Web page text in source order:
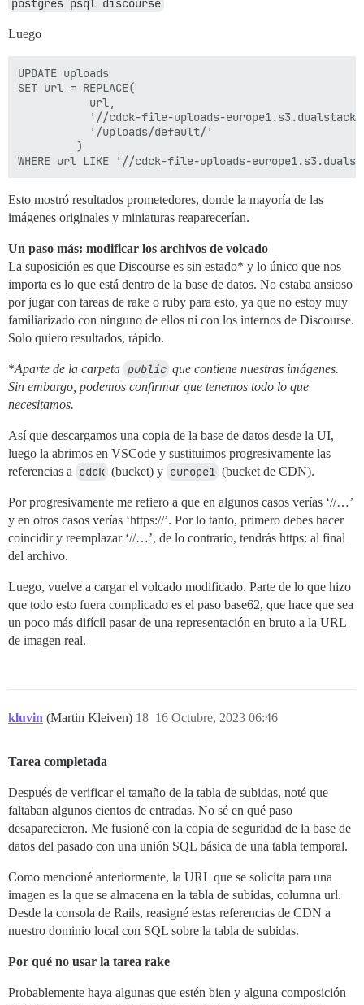
postgres psql discourse
Luego
UPDATE uploads
SET url = REPLACE(
           url,
'//cdck-file-uploads-
           '/uploads/default/'
         )
Esto mostró resultados prometedores, donde la mayoría de las
imágenes originales y miniaturas reaparecerían.
Un paso más: modificar los archivos de volcado
La suposición es que Discourse es sin estado* y lo único que nos
importa es lo que está dentro de la base de datos. No estaba ansioso
por jugar con tareas de rake o ruby para esto, ya que no estoy muy
familiarizado con ninguno de ellos ni con los internos de Discourse.
Solo quiero resultados, rápido.
*Aparte de la carpeta public que contiene nuestras imágenes.
Sin embargo, podemos confirmar que tenemos todo lo que
necesitamos.
Así que descargamos una copia de la base de datos desde la UI,
luego la abrimos en VSCode y sustituimos progresivamente las
referencias a cdck (bucket) y europe1 (bucket de CDN).
Por progresivamente me refiero a que en algunos casos verías ‘//…’
y en otros casos verías ‘https://’. Por lo tanto, primero debes hacer
coincidir y reemplazar ‘//…’, de lo contrario, tendrás https: al final
del archivo.
Luego, vuelve a cargar el volcado modificado. Parte de lo que hizo
que todo esto fuera complicado es el paso base62, que hace que sea
un poco más difícil pasar de una representación en bruto a la URL
de imagen real.
kluvin (Martin Kleiven) 16 Octubre, 2023 06:46
18
Tarea completada
Después de verificar el tamaño de la tabla de subidas, noté que
faltaban algunos cientos de entradas. No sé en qué paso
desaparecieron. Me fusioné con la copia de seguridad de la base de
datos del pasado con una unión SQL básica de una tabla temporal.
Como mencioné anteriormente, la URL que se solicita para una
imagen es la que se almacena en la tabla de subidas, columna url.
Desde la consola de Rails, reasigné estas referencias de CDN a
nuestro dominio local con SQL sobre la tabla de subidas.
Por qué no usar la tarea rake
Probablemente haya algunas que estén bien y alguna composición